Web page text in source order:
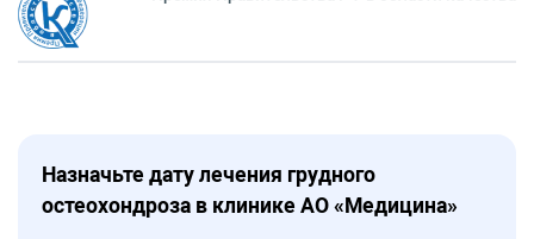
Назначьте дату лечения грудного
остеохондроза в клинике АО «Медицина»